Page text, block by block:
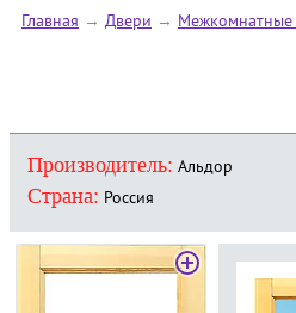
Главная → Двери → Межкомнатные
Производитель: Альдор
Страна: Россия